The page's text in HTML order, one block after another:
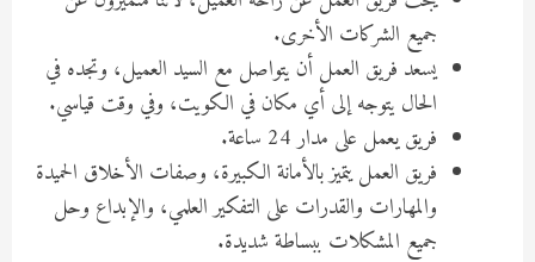
جميع الشركات الأخرى.
يسعد فريق العمل أن يتواصل مع السيد العميل، وتجده في
الحال يتوجه إلى أي مكان في الكويت، وفي وقت قياسي.
فريق يعمل على مدار 24 ساعة.
فريق العمل يتميز بالأمانة الكبيرة، وصفات الأخلاق الحميدة
والمهارات والقدرات على التفكير العلمي، والإبداع وحل
جميع المشكلات ببساطة شديدة.